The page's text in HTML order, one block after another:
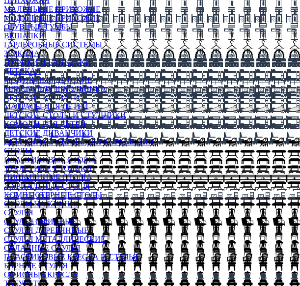
МАЛЕНЬКИЕ ПРИХОЖИЕ
МОДУЛЬНЫЕ ПРИХОЖИЕ
ОБУВНЫЕ ТУМБЫ
ВЕШАЛКИ
ГАРДЕРОБНЫЕ СИСТЕМЫ
ЗЕРКАЛА
ПУФИКИ И БАНКЕТКИ
ДЕТСКАЯ
МОДУЛЬНЫЕ ДЕТСКИЕ
МЕБЕЛЬ ДЛЯ ШКОЛЬНИКА
ДЕТСКИЕ КРОВАТИ
МАТРАСЫ ДЛЯ ДЕТЕЙ
ДЕТСКИЕ СТОЛЫ И СТУЛЬЧИКИ
КОМОДЫ ДЛЯ ДЕТЕЙ
ДЕТСКИЕ ДИВАНЧИКИ
ДЕТСКИЙ СТУЛЬЧИК ДЛЯ КОРМЛЕНИЯ
СТОЛЫ
ПЛАСТИКОВЫЕ СТОЛЫ
ТУАЛЕТНЫЕ СТОЛИКИ
ПИСЬМЕННЫЕ СТОЛЫ
ЖУРНАЛЬНЫЕ СТОЛЫ
КОМПЬЮТЕРНЫЕ СТОЛЫ
СТОЛЫ НА КУХНЮ
СТУЛЬЯ
СТУЛЬЯ ОФИСНЫЕ
СТУЛЬЯ ДЕРЕВЯННЫЕ
СТУЛЬЯ МЕТАЛЛИЧЕСКИЕ
СКЛАДНЫЕ СТУЛЬЯ
ПЛАСТИКОВЫЕ КРЕСЛА И СТУЛЬЯ
БАРНЫЕ СТУЛЬЯ
ОФИСНЫЕ КРЕСЛА
ТАБУРЕТЫ